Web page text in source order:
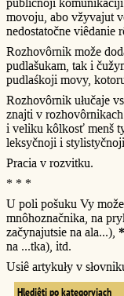
movoju, abo vžyvajut
nedostatočne viêdanie
Rozhovôrnik može
pudlašukam, tak i
pudlaśkoji movy,
Rozhovôrnik ułučaje
znajti v
i veliku kôlkosť menš
leksyčnoji i
Pracia v rozvitku.
* * *
U poli pošuku Vy
mnôhoznačnika, na
začynajutsie na ala...),
na ...tka), itd.
Usiê artykuły v
Hlediêti po kategoryjach